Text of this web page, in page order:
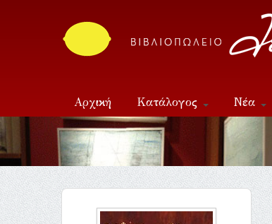
Αρχική Κατάλογος Νέα
Επικοινωνία